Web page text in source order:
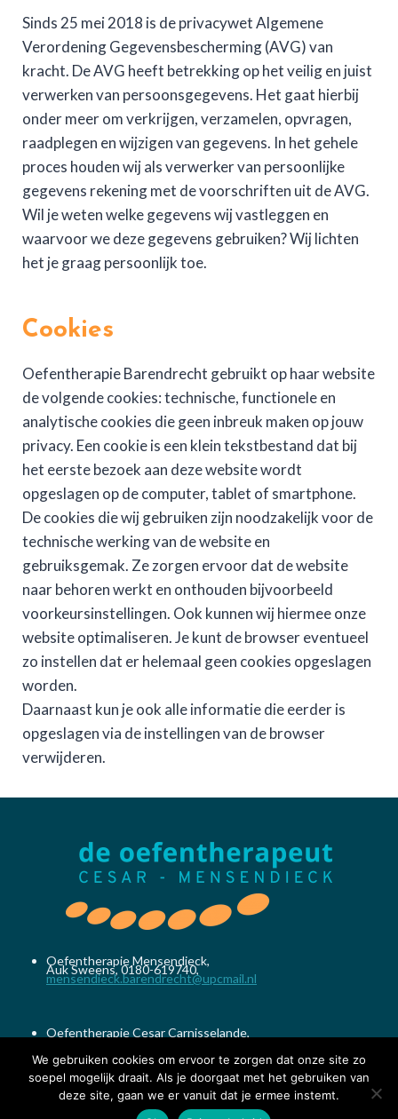
Sinds 25 mei 2018 is de privacywet Algemene
Verordening Gegevensbescherming (AVG) van
kracht. De AVG heeft betrekking op het veilig en juist
verwerken van persoonsgegevens. Het gaat hierbij
onder meer om verkrijgen, verzamelen, opvragen,
raadplegen en wijzigen van gegevens. In het gehele
proces houden wij als verwerker van persoonlijke
gegevens rekening met de voorschriften uit de AVG.
Wil je weten welke gegevens wij vastleggen en
waarvoor we deze gegevens gebruiken? Wij lichten
het je graag persoonlijk toe.
Cookies
Oefentherapie Barendrecht gebruikt op haar website
de volgende cookies: technische, functionele en
analytische cookies die geen inbreuk maken op jouw
privacy. Een cookie is een klein tekstbestand dat bij
het eerste bezoek aan deze website wordt
opgeslagen op de computer, tablet of smartphone.
De cookies die wij gebruiken zijn noodzakelijk voor de
technische werking van de website en
gebruiksgemak. Ze zorgen ervoor dat de website
naar behoren werkt en onthouden bijvoorbeeld
voorkeursinstellingen. Ook kunnen wij hiermee onze
website optimaliseren. Je kunt de browser eventueel
zo instellen dat er helemaal geen cookies opgeslagen
worden.
Daarnaast kun je ook alle informatie die eerder is
opgeslagen via de instellingen van de browser
verwijderen.
Oefentherapie Mensendieck,
Auk Sweens, 0180-619740,
mensendieck.barendrecht@upcmail.nl
Oefentherapie Cesar Carnisselande,
Jacobine Vreeken en Anita Kooistra,
We gebruiken cookies om ervoor te zorgen dat onze site zo
soepel mogelijk draait. Als je doorgaat met het gebruiken van
deze site, gaan we er vanuit dat je ermee instemt.